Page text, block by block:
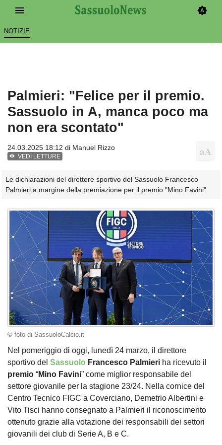
NOTIZIE
Palmieri: "Felice per il premio.
Sassuolo in A, manca poco ma
non era scontato"
24.03.2025 18:12 di Manuel Rizzo
VEDI LETTURE
Le dichiarazioni del direttore sportivo del Sassuolo Francesco
Palmieri a margine della premiazione per il premio "Mino Favini"
© foto di SassuoloCalcio.it
Nel pomeriggio di oggi, lunedì 24 marzo, il direttore
sportivo del Sassuolo Francesco Palmieri ha ricevuto il
premio “Mino Favini” come miglior responsabile del
settore giovanile per la stagione 23/24. Nella cornice del
Centro Tecnico FIGC a Coverciano, Demetrio Albertini e
Vito Tisci hanno consegnato a Palmieri il riconoscimento
ottenuto grazie alla votazione dei responsabili dei settori
giovanili dei club di Serie A, B e C.